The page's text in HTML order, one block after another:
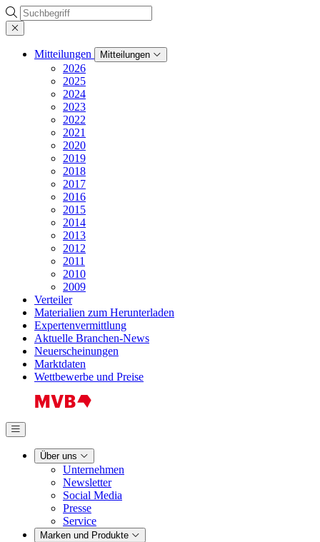
Suche
Mitteilungen Mitteilungen
2026
2025
2024
2023
2022
2021
2020
2019
2018
2017
2016
2015
2014
2013
2012
2011
2010
2009
Verteiler
Materialien zum Herunterladen
Expertenvermittlung
Aktuelle Branchen-News
Neuerscheinungen
Marktdaten
Wettbewerbe und Preise
Über uns
Unternehmen
Newsletter
Social Media
Presse
Service
Marken und Produkte